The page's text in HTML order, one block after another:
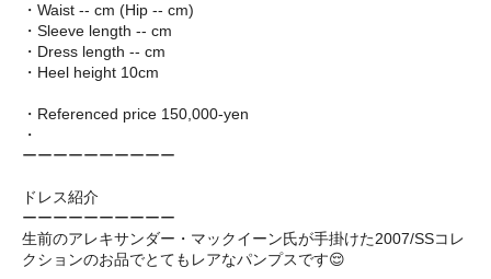
・Waist -- cm (Hip -- cm)
・Sleeve length -- cm
・Dress length -- cm
・Heel height 10cm
・Referenced price 150,000-yen
・
ーーーーーーーーーー
ドレス紹介
ーーーーーーーーーー
生前のアレキサンダー・マックイーン氏が手掛けた2007/SSコレ
クションのお品でとてもレアなパンプスです😌